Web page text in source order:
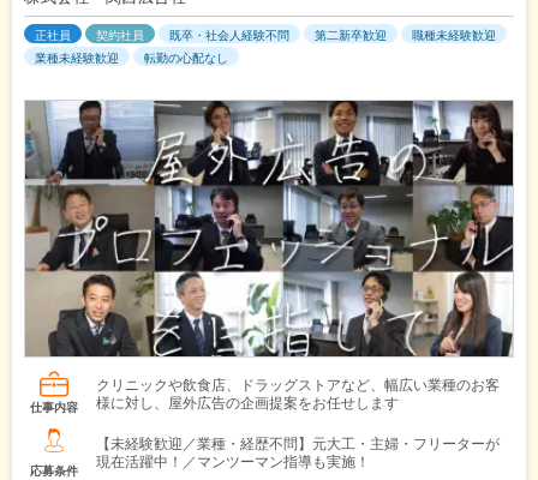
正社員 契約社員 既卒・社会人経験不問 第二新卒歓迎
職種未経験歓迎
業種未経験歓迎
転勤の心配なし
仕事内容
クリニックや飲食店、ドラッグストアなど、幅広い業種のお客
様に対し、屋外広告の企画提案をお任せします
応募条件
【未経験歓迎／業種・経歴不問】元大工・主婦・フリーターが
現在活躍中！／マンツーマン指導も実施！